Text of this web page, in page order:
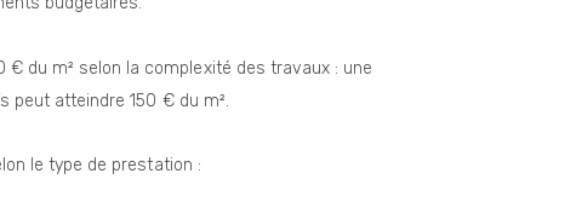
€ du m² selon la complexité des travaux : une
peut atteindre 150 € du m².
le type de prestation :